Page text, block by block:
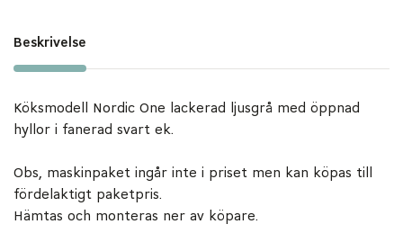
Beskrivelse
Köksmodell Nordic One lackerad ljusgrå med öppnad
hyllor i fanerad svart ek.
Obs, maskinpaket ingår inte i priset men kan köpas till
fördelaktigt paketpris.
Hämtas och monteras ner av köpare.